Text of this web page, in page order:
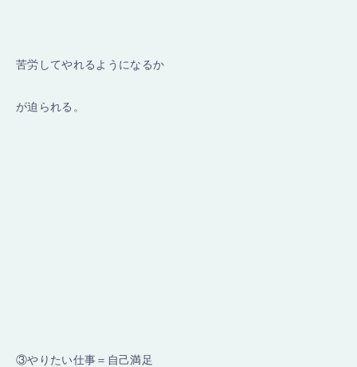
苦労してやれるようになるか
が迫られる。
③やりたい仕事＝自己満足